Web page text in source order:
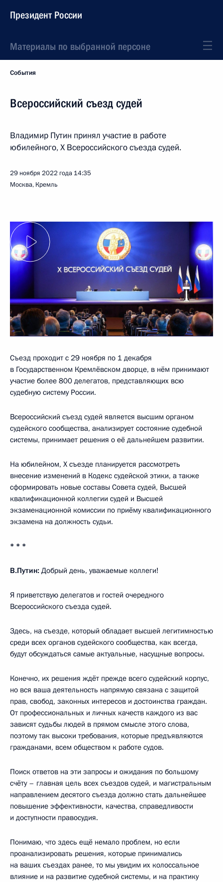
Президент России
Материалы по выбранной персоне
События
Всероссийский съезд судей
Владимир Путин принял участие в работе
юбилейного, X Всероссийского съезда судей.
29 ноября 2022 года 14:35
Москва, Кремль
Съезд проходит с 29 ноября по 1 декабря
в Государственном Кремлёвском дворце, в нём принимают
участие более 800 делегатов, представляющих всю
судебную систему России.
Всероссийский съезд судей является высшим органом
судейского сообщества, анализирует состояние судебной
системы, принимает решения о её дальнейшем развитии.
На юбилейном, X съезде планируется рассмотреть
внесение изменений в Кодекс судейской этики, а также
сформировать новые составы Совета судей, Высшей
квалификационной коллегии судей и Высшей
экзаменационной комиссии по приёму квалификационного
экзамена на должность судьи.
* * *
В.Путин: Добрый день, уважаемые коллеги!
Я приветствую делегатов и гостей очередного
Всероссийского съезда судей.
Здесь, на съезде, который обладает высшей легитимностью
среди всех органов судейского сообщества, как всегда,
будут обсуждаться самые актуальные, насущные вопросы.
Конечно, их решения ждёт прежде всего судейский корпус,
но вся ваша деятельность напрямую связана с защитой
прав, свобод, законных интересов и достоинства граждан.
От профессиональных и личных качеств каждого из вас
зависят судьбы людей в прямом смысле этого слова,
поэтому так высоки требования, которые предъявляются
гражданами, всем обществом к работе судов.
Поиск ответов на эти запросы и ожидания по большому
счёту – главная цель всех съездов судей, и магистральным
направлением десятого съезда должно стать дальнейшее
повышение эффективности, качества, справедливости
и доступности правосудия.
Понимаю, что здесь ещё немало проблем, но если
проанализировать решения, которые принимались
на ваших съездах ранее, то мы увидим их колоссальное
влияние и на развитие судебной системы, и на практику